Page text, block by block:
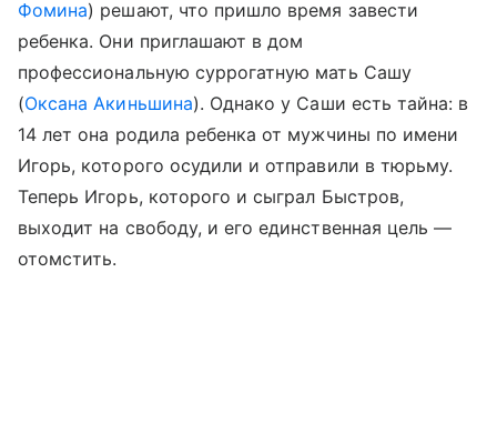
Фомина) решают, что пришло время завести
ребенка. Они приглашают в дом
профессиональную суррогатную мать Сашу
(Оксана Акиньшина). Однако у Саши есть тайна: в
14 лет она родила ребенка от мужчины по имени
Игорь, которого осудили и отправили в тюрьму.
Теперь Игорь, которого и сыграл Быстров,
выходит на свободу, и его единственная цель —
отомстить.